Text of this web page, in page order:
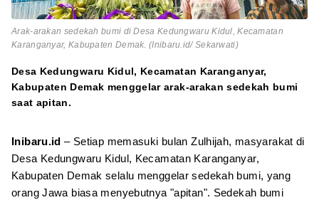
Arak-arakan sedekah bumi di Desa Kedungwaru Kidul, Kecamatan
Karanganyar, Kabupaten Demak. (Inibaru.id/ Sekarwati)
Desa Kedungwaru Kidul, Kecamatan Karanganyar,
Kabupaten Demak menggelar arak-arakan sedekah bumi
saat apitan.
Inibaru.id– Setiap memasuki bulan Zulhijah, masyarakat di
Desa Kedungwaru Kidul, Kecamatan Karanganyar,
Kabupaten Demak selalu menggelar sedekah bumi, yang
orang Jawa biasa menyebutnya "apitan". Sedekah bumi